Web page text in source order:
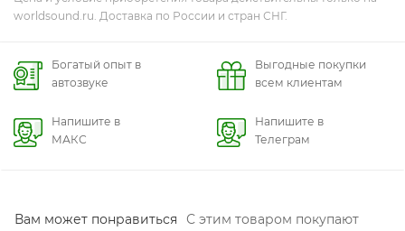
worldsound.ru. Доставка по России и стран СНГ.
Богатый опыт в
автозвуке
Выгодные покупки
всем клиентам
Напишите в
МАКС
Напишите в
Телеграм
Вам может понравиться С этим товаром покупают